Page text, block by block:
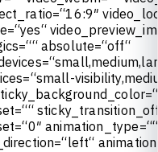
ct ratio=“16:9″ video loo
e=“yes“ video_ preview_im
ics=““ absolute=“off“
evices=“small,medium,lar
ices=“small-visibility,mediu
ticky_ background _color=“
et=““ stic ky_ transition_off
et=“0″ animation type=““
direction=“left“ animation